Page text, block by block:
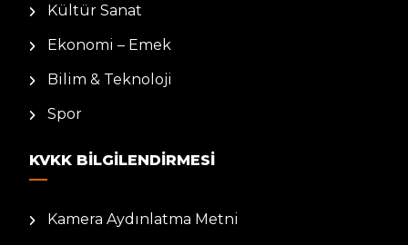
Kültür Sanat
Ekonomi – Emek
Bilim & Teknoloji
Spor
KVKK BILGILENDIRMESI
Kamera Aydınlatma Metni